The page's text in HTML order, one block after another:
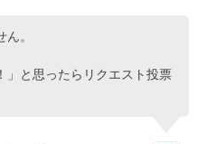
。
」と思ったらリクエスト投票